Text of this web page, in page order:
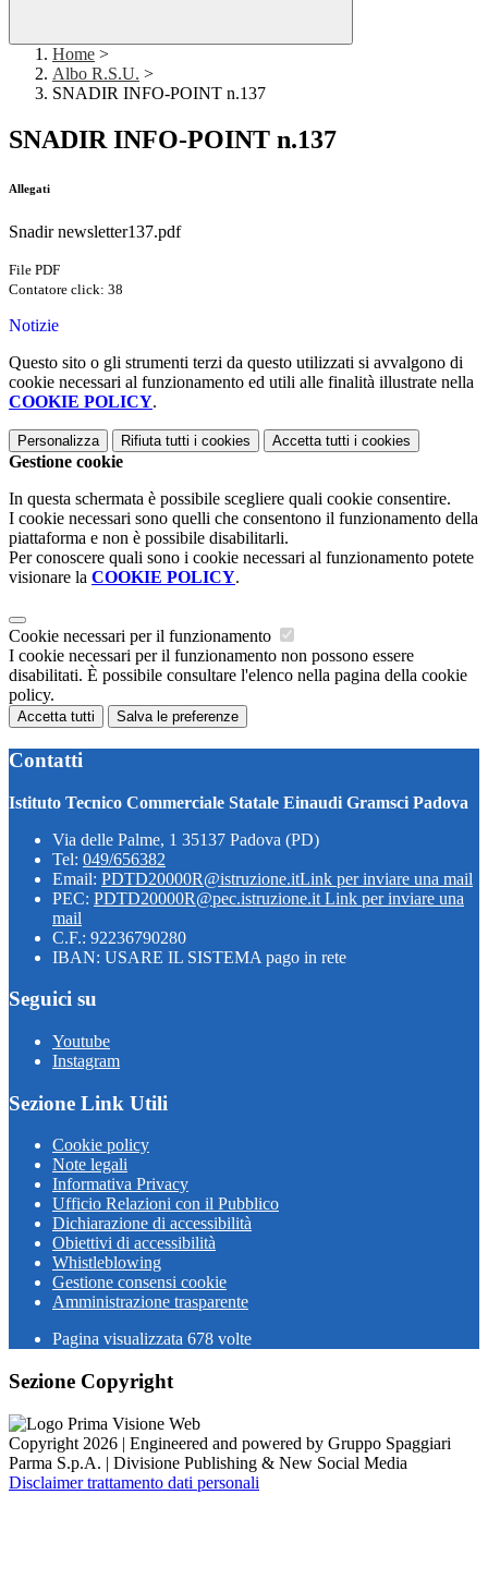
Home >
Albo R.S.U. >
SNADIR INFO-POINT n.137
SNADIR INFO-POINT n.137
Allegati
Snadir newsletter137.pdf
File PDF
Contatore click: 38
Notizie
Questo sito o gli strumenti terzi da questo utilizzati si avvalgono di
cookie necessari al funzionamento ed utili alle finalità illustrate nella
COOKIE POLICY.
Personalizza Rifiuta tutti i cookies Accetta tutti i cookies
Gestione cookie
In questa schermata è possibile scegliere quali cookie consentire.
I cookie necessari sono quelli che consentono il funzionamento della
piattaforma e non è possibile disabilitarli.
Per conoscere quali sono i cookie necessari al funzionamento potete
visionare la COOKIE POLICY.
Cookie necessari per il funzionamento
I cookie necessari per il funzionamento non possono essere
disabilitati. È possibile consultare l'elenco nella pagina della cookie
policy.
Accetta tutti Salva le preferenze
Contatti
Istituto Tecnico Commerciale Statale Einaudi Gramsci Padova
Via delle Palme, 1 35137 Padova (PD)
Tel: 049/656382
Email: PDTD20000R@istruzione.itLink per inviare una mail
PEC: PDTD20000R@pec.istruzione.it Link per inviare una
mail
C.F.: 92236790280
IBAN: USARE IL SISTEMA pago in rete
Seguici su
Youtube
Instagram
Sezione Link Utili
Cookie policy
Note legali
Informativa Privacy
Ufficio Relazioni con il Pubblico
Dichiarazione di accessibilità
Obiettivi di accessibilità
Whistleblowing
Gestione consensi cookie
Amministrazione trasparente
Pagina visualizzata 678 volte
Sezione Copyright
Copyright 2026 | Engineered and powered by Gruppo Spaggiari
Parma S.p.A. | Divisione Publishing & New Social Media
Disclaimer trattamento dati personali